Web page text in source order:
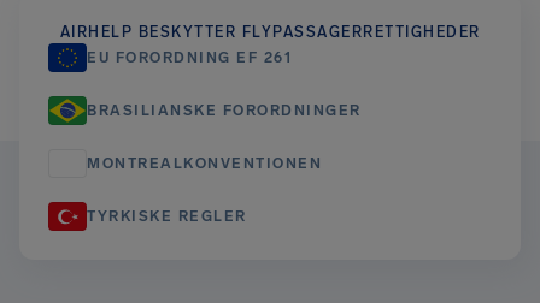
AIRHELP BESKYTTER FLYPASSAGERRETTIGHEDER
EU FORORDNING EF 261
BRASILIANSKE FORORDNINGER
MONTREALKONVENTIONEN
TYRKISKE REGLER